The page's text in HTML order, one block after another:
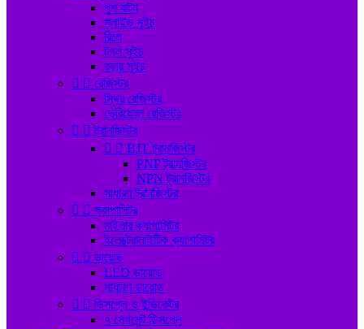
পুশ বাটন
স্লাইড সুইচ
রিলে
টগল সুইচ
রকার সুইচ
  রেজিস্টর
স্থির রেজিস্টর
ভেরিয়েবল রেজিস্টর
  ট্রানজিস্টর
  BJT ট্রানজিস্টর
PNP ট্রানজিস্টর
NPN ট্রানজিস্টর
সাধারণ ট্রানজিস্টর
  ক্যাপাসিটর
মাইলার ক্যাপাসিটর
ইলেক্ট্রোলাইটিক ক্যাপাসিটর
  ডায়োড
LED ডায়োড
সাধারণ ডায়োড
  ডিসপ্লে ও ইন্ডিকেটর
৭ সেগমেন্ট ডিসপ্লে